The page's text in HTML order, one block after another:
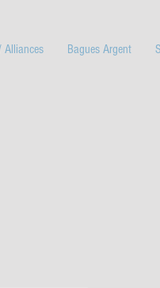
Alliances Bagues Argent